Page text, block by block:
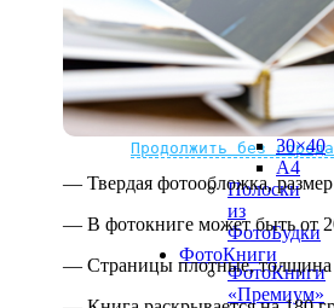
Не нашли Ваш город?
Мы доставляем по
Продолжить без города
13×18
15×15
15×20
30×30
30×40
A4
Полоски
из
ФотоБудки
ФотоКниги
ФотоКниги
«Премиум»
— Твердая фотообложка,
— В фотокниге может быть от
— Страницы плотные,